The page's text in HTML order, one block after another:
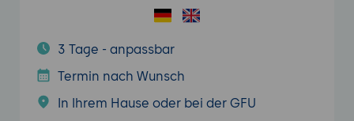
3 Tage - anpassbar
Termin nach Wunsch
In Ihrem Hause oder bei der GFU